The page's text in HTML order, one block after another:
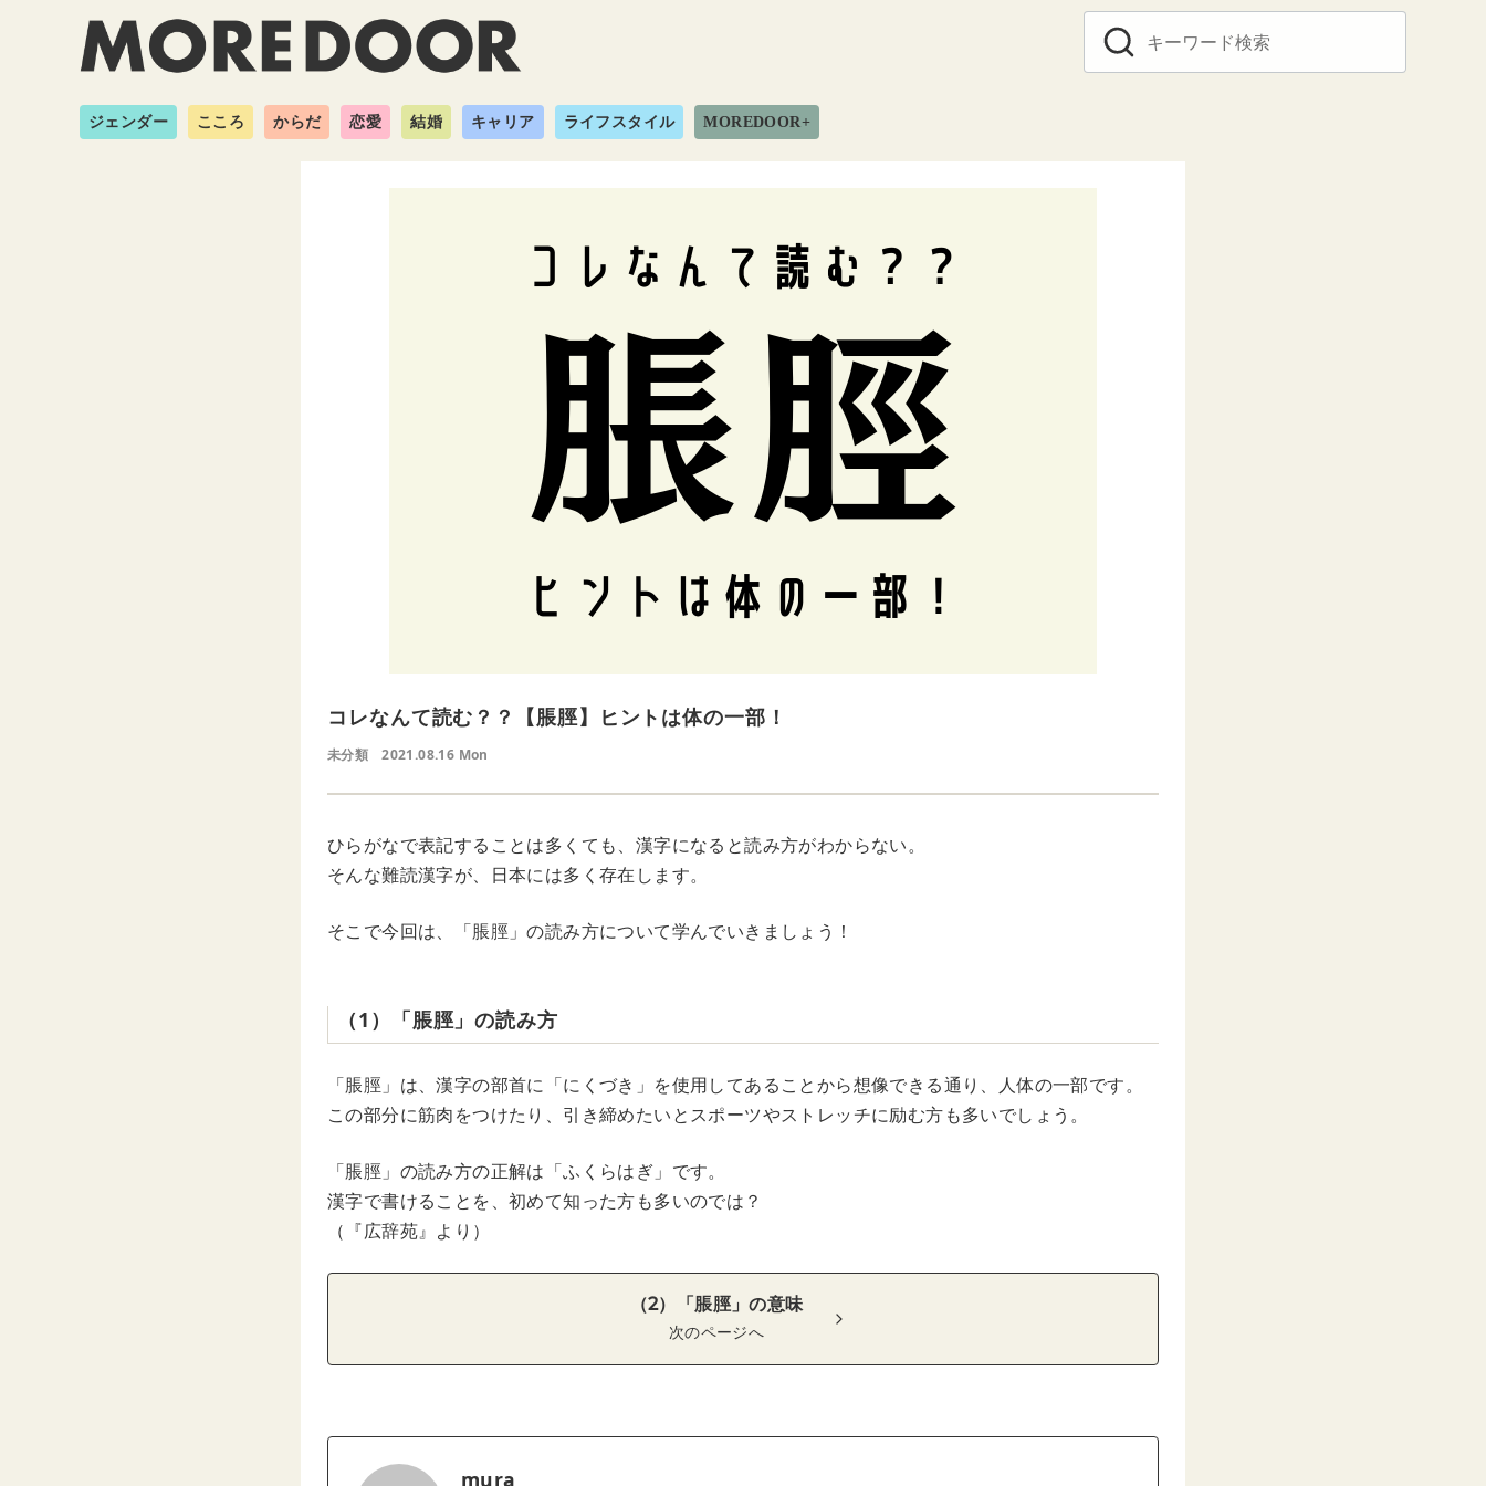
ジェンダー こころ からだ 恋愛 結婚 キャリア ライフスタイル MOREDOOR+
コレなんて読む？？【脹脛】ヒントは体の一部！
未分類 2021.08.16 Mon
ひらがなで表記することは多くても、漢字になると読み方がわからない。
そんな難読漢字が、日本には多く存在します。
そこで今回は、「脹脛」の読み方について学んでいきましょう！
（1）「脹脛」の読み方
「脹脛」は、漢字の部首に「にくづき」を使用してあることから想像できる通り、人体の一部です。
この部分に筋肉をつけたり、引き締めたいとスポーツやストレッチに励む方も多いでしょう。
「脹脛」の読み方の正解は「ふくらはぎ」です。
漢字で書けることを、初めて知った方も多いのでは？
（『広辞苑』より）
（2）「脹脛」の意味
次のページへ
mura